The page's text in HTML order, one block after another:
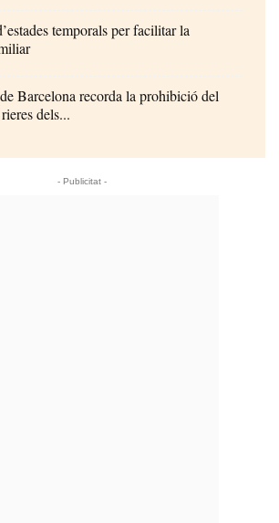
temporals per facilitar la
Barcelona recorda la prohibició del
dels...
- Publicitat -